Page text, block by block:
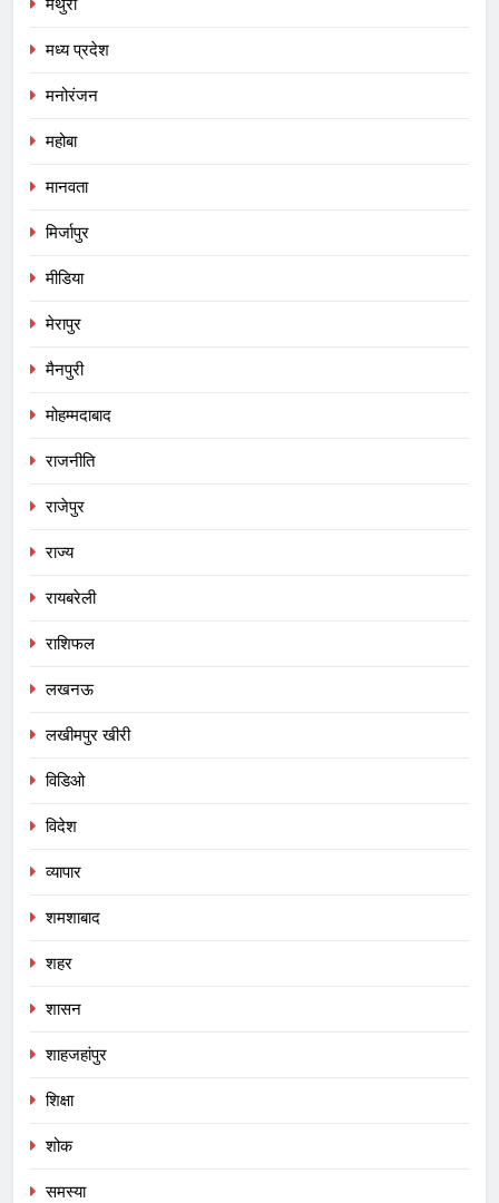
मध्य प्रदेश
मनोरंजन
महोबा
मानवता
मिर्जापुर
मीडिया
मेरापुर
मैनपुरी
मोहम्मदाबाद
राजनीति
राजेपुर
राज्य
रायबरेली
राशिफल
लखनऊ
लखीमपुर खीरी
विडिओ
विदेश
व्यापार
शमशाबाद
शहर
शासन
शाहजहांपुर
शिक्षा
शोक
समस्या